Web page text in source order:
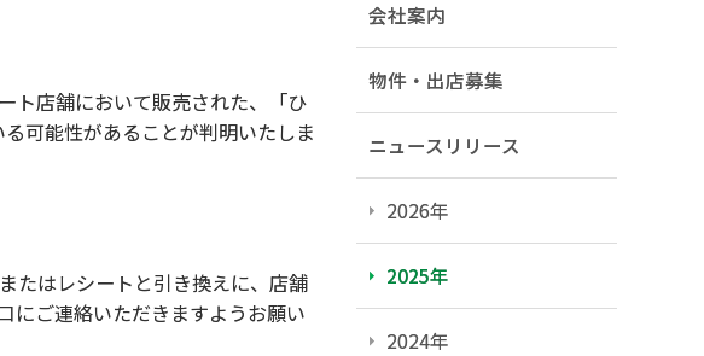
ト店舗において販売された、「ひ
可能性があることが判明いたしま
たはレシートと引き換えに、店舗
にご連絡いただきますようお願い
会社案内
物件・出店募集
ニュースリリース
2026年
2025年
2024年